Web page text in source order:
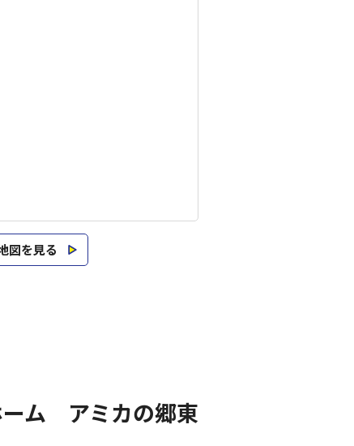
図を見る
ーム アミカの郷東